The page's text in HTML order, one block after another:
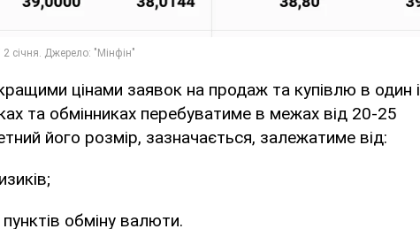
цінами заявок на продаж та купівлю в один і
та обмінниках перебуватиме в межах від 20-25
його розмір, зазначається, залежатиме від:
обміну валюти.